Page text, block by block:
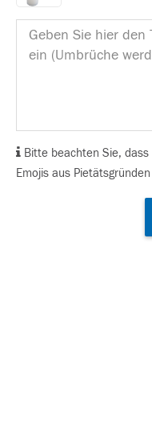
Bitte beachten Sie,
Emojis aus